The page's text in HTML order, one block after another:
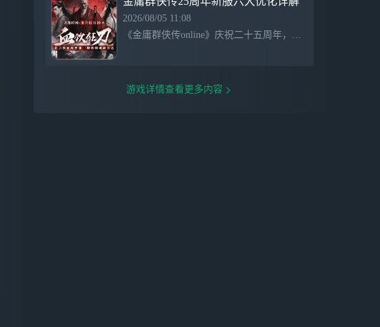
2026/08/05 11:08
《金庸群侠传online》庆祝二十五周年，推出新服以回应玩家需求，进行六大核心优化，旨在打造更平衡、便捷的武侠世界。新加入的刀系第二套绝学将弥补以往攻击范围的不足，提升实战表现。同时，传统门派绝学也将得到增强，助力经典名门复兴，为玩家提供更加丰富的江湖体验。
游戏详情查看更多内容